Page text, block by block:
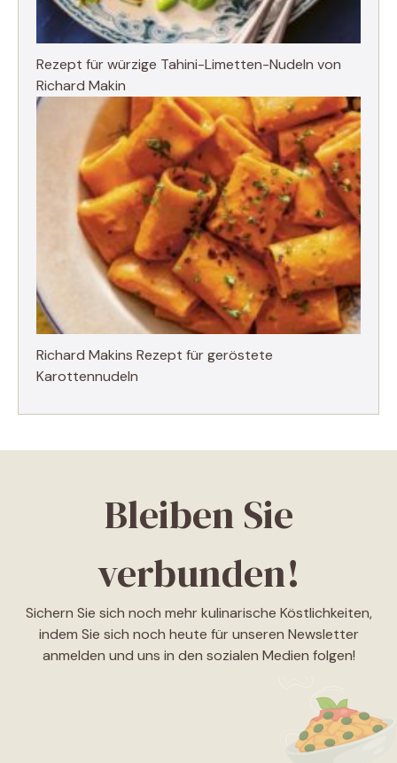
Rezept für würzige Tahini-Limetten-Nudeln von
Richard Makin
Richard Makins Rezept für geröstete
Karottennudeln
Bleiben Sie
verbunden!
Sichern Sie sich noch mehr kulinarische Köstlichkeiten,
indem Sie sich noch heute für unseren Newsletter
anmelden und uns in den sozialen Medien folgen!